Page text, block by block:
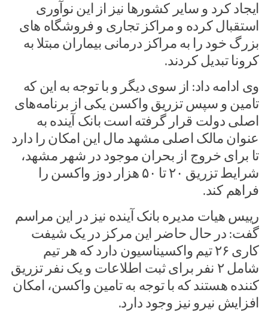
ایجاد کرد و سایر کشورها نیز از این نوآوری
استقبال کرده و مراکز تجاری و فروشگاه های
بزرگ خود را به مراکز درمانی بیماران مبتلا به
کرونا تبدیل کردند.
وی ادامه داد: از سوی دیگر و با توجه به این که
تامین و سپس تزریق واکسن یکی از برنامه‌های
اصلی دولت قرار گرفته است بانک آینده به
عنوان مالک اصلی مشهد مال این امکان را دارد
تا برای خروج از بحران موجود در شهر مشهد،
شرایط تزریق ۲۰ تا ۵۰ هزار دوز واکسن را
فراهم کند.
رییس هیات مدیره بانک آینده نیز در این مراسم
گفت: در حال حاضر این مرکز در یک شیفت
کاری ۲۶ تیم واکسیناسیون دارد که هر تیم
شامل ۲ نفر برای ثبت اطلاعات و یک نفر تزریق
کننده هستند که با توجه به تامین واکسن، امکان
افزایش نیرو نیز وجود دارد.